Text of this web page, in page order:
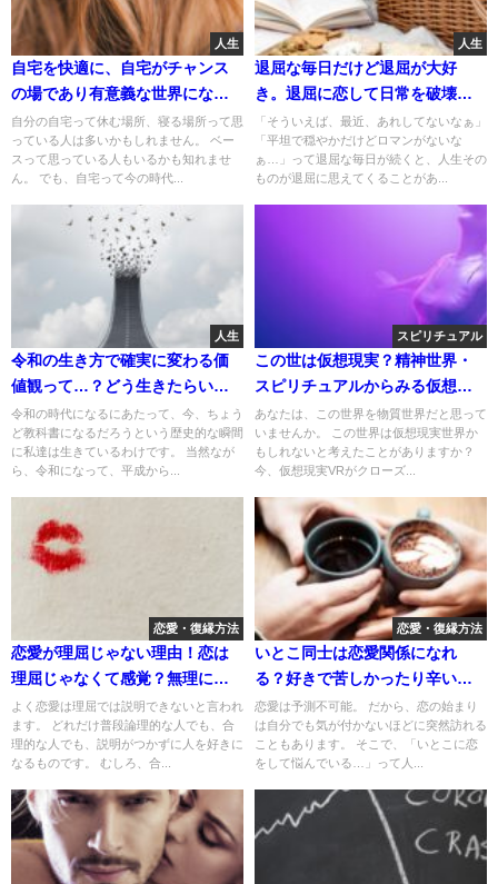
人生
自宅を快適に、自宅がチャンス
の場であり有意義な世界になり
得る？
自分の自宅って休む場所、寝る場所って思
っている人は多いかもしれません。 ベー
スって思っている人もいるかも知れませ
ん。 でも、自宅って今の時代...
人生
退屈な毎日だけど退屈が大好
き。退屈に恋して日常を破壊す
るコツ
「そういえば、最近、あれしてないなぁ」
「平坦で穏やかだけどロマンがないな
ぁ…」って退屈な毎日が続くと、人生その
ものが退屈に思えてくることがあ...
人生
令和の生き方で確実に変わる価
値観って…？どう生きたらいい
のか分からない…
令和の時代になるにあたって、今、ちょう
ど教科書になるだろうという歴史的な瞬間
に私達は生きているわけです。 当然なが
ら、令和になって、平成から...
スピリチュアル
この世は仮想現実？精神世界・
スピリチュアルからみる仮想現
実とこの世について
あなたは、この世界を物質世界だと思って
いませんか。 この世界は仮想現実世界か
もしれないと考えたことがありますか？
今、仮想現実VRがクローズ...
恋愛・復縁方法
恋愛が理屈じゃない理由！恋は
理屈じゃなくて感覚？無理に好
きになれない
よく恋愛は理屈では説明できないと言われ
ます。 どれだけ普段論理的な人でも、合
理的な人でも、説明がつかずに人を好きに
なるものです。 むしろ、合...
恋愛・復縁方法
いとこ同士は恋愛関係になれ
る？好きで苦しかったり辛い気
持ちを実らせる方法
恋愛は予測不可能。 だから、恋の始まり
は自分でも気が付かないほどに突然訪れる
こともあります。 そこで、「いとこに恋
をして悩んでいる…」って人...